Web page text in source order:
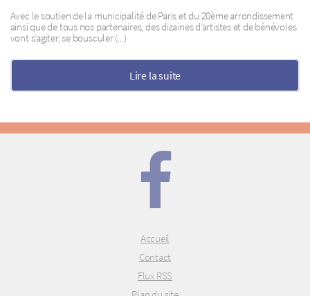
Avec le soutien de la municipalité de Paris et du 20ème arrondissement
ainsi que de tous nos partenaires, des dizaines d’artistes et de bénévoles
vont s’agiter, se bousculer (...)
Lire la suite
Accueil
Contact
Flux RSS